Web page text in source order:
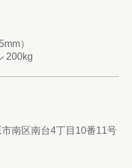
）
200kg
南区南台4丁目10番11号